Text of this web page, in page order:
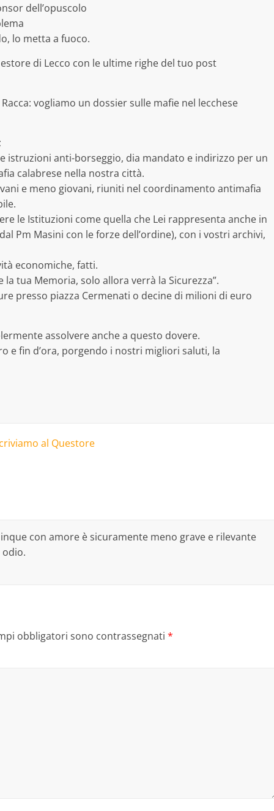
dell’opuscolo
lo metta a fuoco.
di Lecco con le ultime righe del tuo post
vogliamo un dossier sulle mafie nel lecchese
istruzioni anti-borseggio, dia mandato e indirizzo per un
calabrese nella nostra città.
e meno giovani, riuniti nel coordinamento antimafia
le Istituzioni come quella che Lei rappresenta anche in
Pm Masini con le forze dell’ordine), con i vostri archivi,
economiche, fatti.
tua Memoria, solo allora verrà la Sicurezza”.
presso piazza Cermenati o decine di milioni di euro
assolvere anche a questo dovere.
e fin d’ora, porgendo i nostri migliori saluti, la
al Questore
con amore è sicuramente meno grave e rilevante
odio.
obbligatori sono contrassegnati *